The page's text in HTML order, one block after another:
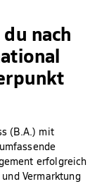
nach
(B.A.) mit
erfolgreich
Vermarktung